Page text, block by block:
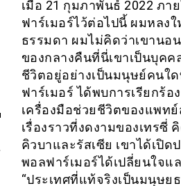
เมื่อ 21 กุมภาพันธ์ 2022 ภา
ฟาร์เมอร์ไว้ต่อไปนี้ ผมหลง
ธรรมดา ผมไม่คิดว่าเขานอ
ของกลางคืนที่นี่เขาเป็นบุค
ชีวิตอยู่อย่างเป็นมนุษย์คนใ
ฟาร์เมอร์ ได้พบการเรียกร้
เครื่องมือช่วยชีวิตของแพท
เรื่องราวที่งดงามของเทรซี่
คิวบาและรัสเซีย เขาได้เปิ
พอลฟาร์เมอร์ได้เปลี่ยนใจ
“ประเทศที่แท้จริงเป็นมนุษ